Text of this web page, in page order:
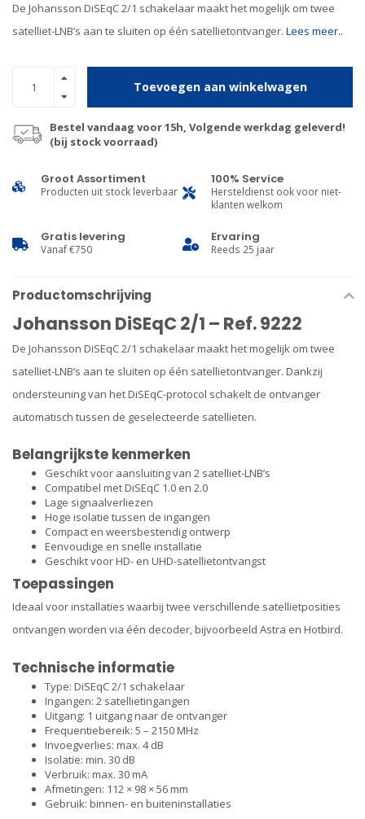
De Johansson DiSEqC 2/1 schakelaar maakt het mogelijk om twee
satelliet-LNB’s aan te sluiten op één satellietontvanger. Lees meer..
Toevoegen aan winkelwagen
Bestel vandaag voor 15h, Volgende werkdag geleverd!
(bij stock voorraad)
Groot Assortiment
Producten uit stock leverbaar
100% Service
Hersteldienst ook voor niet-
klanten welkom
Gratis levering
Vanaf €750
Ervaring
Reeds 25 jaar
Productomschrijving
Johansson DiSEqC 2/1 – Ref. 9222
De Johansson DiSEqC 2/1 schakelaar maakt het mogelijk om twee
satelliet-LNB’s aan te sluiten op één satellietontvanger. Dankzij
ondersteuning van het DiSEqC-protocol schakelt de ontvanger
automatisch tussen de geselecteerde satellieten.
Belangrijkste kenmerken
Geschikt voor aansluiting van 2 satelliet-LNB’s
Compatibel met DiSEqC 1.0 en 2.0
Lage signaalverliezen
Hoge isolatie tussen de ingangen
Compact en weersbestendig ontwerp
Eenvoudige en snelle installatie
Geschikt voor HD- en UHD-satellietontvangst
Toepassingen
Ideaal voor installaties waarbij twee verschillende satellietposities
ontvangen worden via één decoder, bijvoorbeeld Astra en Hotbird.
Technische informatie
Type: DiSEqC 2/1 schakelaar
Ingangen: 2 satellietingangen
Uitgang: 1 uitgang naar de ontvanger
Frequentiebereik: 5 – 2150 MHz
Invoegverlies: max. 4 dB
Isolatie: min. 30 dB
Verbruik: max. 30 mA
Afmetingen: 112 × 98 × 56 mm
Gebruik: binnen- en buiteninstallaties